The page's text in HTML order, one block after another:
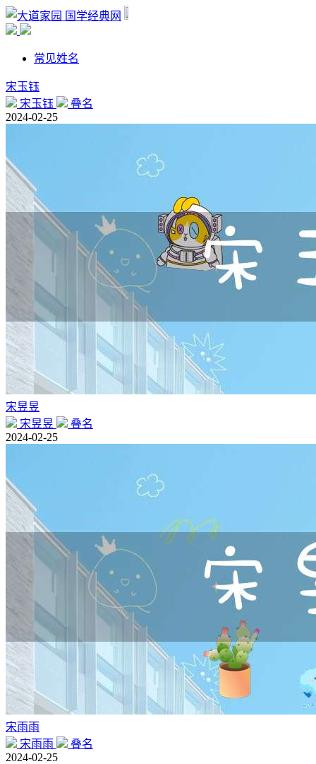
国学经典网
常见姓名
宋玉钰
宋玉钰
叠名
2024-02-25
宋昱昱
宋昱昱
叠名
2024-02-25
宋雨雨
宋雨雨
叠名
2024-02-25